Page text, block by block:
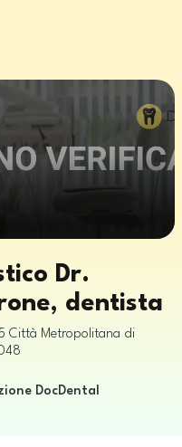
Dr.
dentista
Città Metropolitana di
DocDental